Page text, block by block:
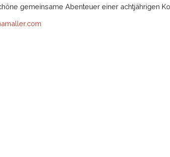
gemeinsame Abenteuer einer achtjährigen